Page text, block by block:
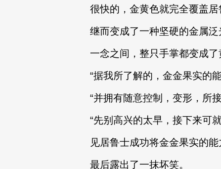
很快的，金黄色就完全覆盖居
继而变成了一种坚硬的金属泛
一念之间，整只手掌都变成了
“据我所了解的，金金果实的
“并拥有随意控制，变形，所
“先别高兴的太早，接下来可
见居鲁士成功将金金果实的
最后露出了一抹坏笑。